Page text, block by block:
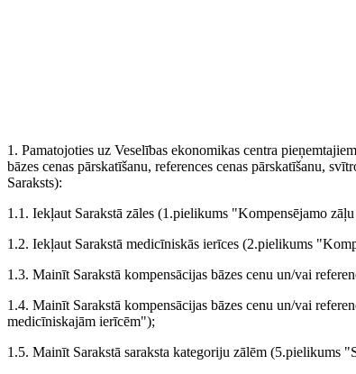
1. Pamatojoties uz Veselības ekonomikas centra
bāzes cenas pārskatīšanu, references cenas pārskatīšanu,
Saraksts):
1.1. Iekļaut Sarakstā zāles (1.pielikums "Kompensējamo
1.2. Iekļaut Sarakstā medicīniskās ierīces (2.pielikums
1.3. Mainīt Sarakstā kompensācijas bāzes cenu un/vai
1.4. Mainīt Sarakstā kompensācijas bāzes cenu un/vai
medicīniskajām ierīcēm");
1.5. Mainīt Sarakstā saraksta kategoriju zālēm (5.pielikums